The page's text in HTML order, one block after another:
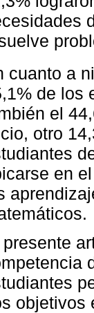
cuanto a
de los
el
otro
en
presente
objetivos